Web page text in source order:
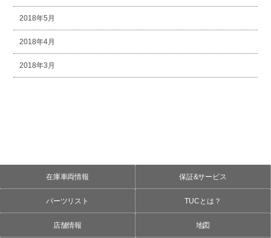
2018年5月
2018年4月
2018年3月
在庫車両情報 保証&サービス
パーツリスト TUCとは？
店舗情報 地図